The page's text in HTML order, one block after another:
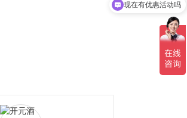
可以介绍下你们的产品么